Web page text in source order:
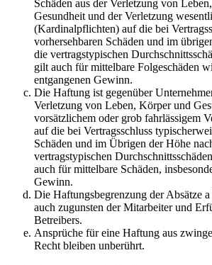
Schäden aus der Verletzung von
Gesundheit und der Verletzung
(Kardinalpflichten) auf die bei
vorhersehbaren Schäden und im
die vertragstypischen
gilt auch für mittelbare Folgeschäden
entgangenen Gewinn.
Die Haftung ist gegenüber
Verletzung von Leben, Körper und
vorsätzlichem oder grob fahrlässigem
auf die bei Vertragsschluss
Schäden und im Übrigen der Höhe
vertragstypischen
auch für mittelbare Schäden,
Gewinn.
Die Haftungsbegrenzung der Absätze
auch zugunsten der Mitarbeiter und
Betreibers.
Ansprüche für eine Haftung aus
Recht bleiben unberührt.